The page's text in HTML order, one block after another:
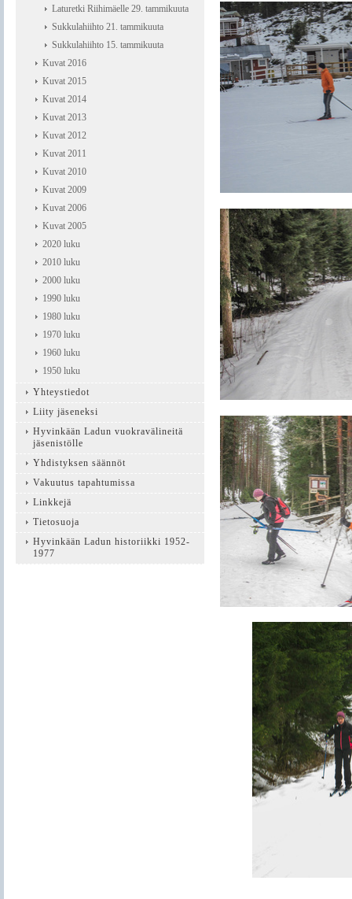
Laturetki Riihimäelle 29. tammikuuta
Sukkulahiihto 21. tammikuuta
Sukkulahiihto 15. tammikuuta
Kuvat 2016
Kuvat 2015
Kuvat 2014
Kuvat 2013
Kuvat 2012
Kuvat 2011
Kuvat 2010
Kuvat 2009
Kuvat 2006
Kuvat 2005
2020 luku
2010 luku
2000 luku
1990 luku
1980 luku
1970 luku
1960 luku
1950 luku
Yhteystiedot
Liity jäseneksi
Hyvinkään Ladun vuokravälineitä
jäsenistölle
Yhdistyksen säännöt
Vakuutus tapahtumissa
Linkkejä
Tietosuoja
Hyvinkään Ladun historiikki 1952-
1977